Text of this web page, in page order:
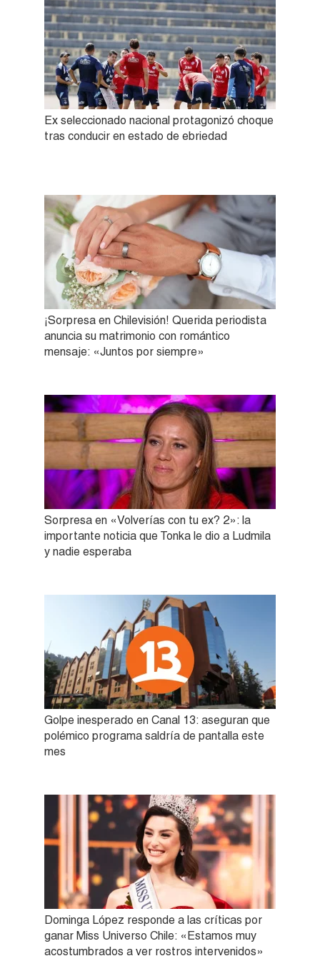
Ex seleccionado nacional protagonizó choque
tras conducir en estado de ebriedad
¡Sorpresa en Chilevisión! Querida periodista
anuncia su matrimonio con romántico
mensaje: «Juntos por siempre»
Sorpresa en «Volverías con tu ex? 2»: la
importante noticia que Tonka le dio a Ludmila
y nadie esperaba
Golpe inesperado en Canal 13: aseguran que
polémico programa saldría de pantalla este
mes
Dominga López responde a las críticas por
ganar Miss Universo Chile: «Estamos muy
acostumbrados a ver rostros intervenidos»